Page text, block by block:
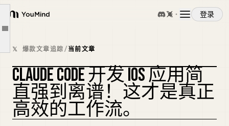
YouMind
登录
概览
使用案例
技能
文章大纲
第一步 - 在 FireVibe 中设计完整应用
需要注意什么
这实际上意味着什么
太长不看版
𝕏 爆款文章追踪/当前文章
复刻封面
CLAUDE CODE 开发 IOS 应用简
直强到离谱！这才是真正
高效的工作流。